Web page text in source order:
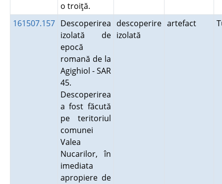
o troiţă.
161507.157 Descoperirea
izolată de
epocă
romană de la
Agighiol - SAR
45.
Descoperirea
a fost făcută
pe teritoriul
comunei
Valea
Nucarilor, în
imediata
apropiere de
descoperire
izolată
artefact